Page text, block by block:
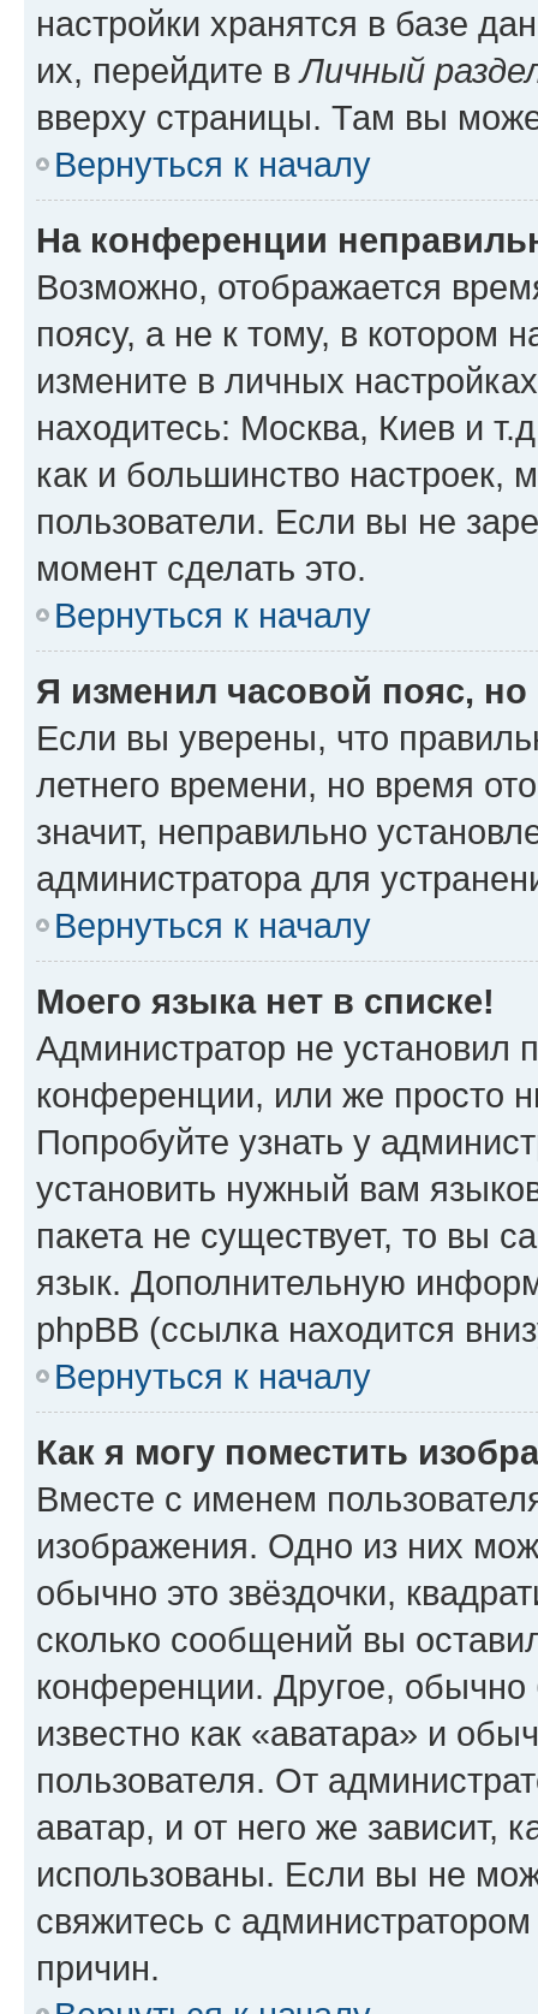
настройки хранятся в базе
их, перейдите вЛичный
вверху страницы. Там вы
Вернуться к началу
На конференции
Возможно, отображается
поясу, а не к тому, в котором
измените в личных
находитесь: Москва, Киев и
как и большинство настроек,
пользователи. Если вы не
момент сделать это.
Вернуться к началу
Я изменил часовой пояс,
Если вы уверены, что
летнего времени, но время
значит, неправильно
администратора для
Вернуться к началу
Моего языка нет в списке!
Администратор не установил
конференции, или же просто
Попробуйте узнать у
установить нужный вам
пакета не существует, то вы
язык. Дополнительную
phpBB (ссылка находится
Вернуться к началу
Как я могу поместить
Вместе с именем
изображения. Одно из них
обычно это звёздочки,
сколько сообщений вы
конференции. Другое,
известно как «аватара» и
пользователя. От
аватар, и от него же зависит,
использованы. Если вы не
свяжитесь с
причин.